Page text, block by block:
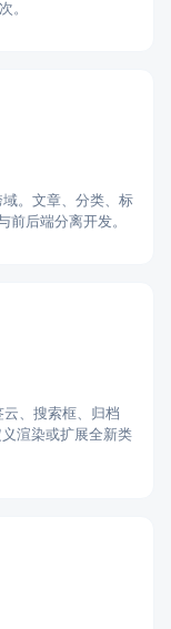
。
。文章、分类、标
后端分离开发。
、搜索框、归档
渲染或扩展全新类